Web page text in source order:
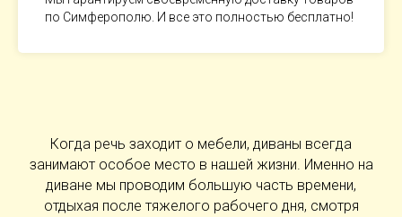
по Симферополю. И все это полностью бесплатно!
Когда речь заходит о мебели, диваны всегда
занимают особое место в нашей жизни. Именно на
диване мы проводим большую часть времени,
отдыхая после тяжелого рабочего дня, смотря